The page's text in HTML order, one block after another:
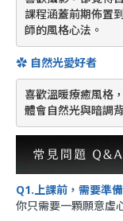
課程涵蓋前期佈置
師的風格心法。
✿ 自然光愛好者
喜歡溫暖療癒風格
體會自然光與暗調
Q1.上課前，需要準
你只需要一顆願意虛